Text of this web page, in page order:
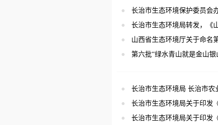
长治市生态环境保护委员会
长治市生态环境局转发，《
山西省生态环境厅关于命名
第六批“绿水青山就是金山
长治市生态环境局 长治市
长治市生态环境局关于印发
长治市生态环境局关于印发